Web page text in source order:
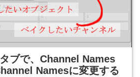
ブで、Channel Names
Namesに変更する